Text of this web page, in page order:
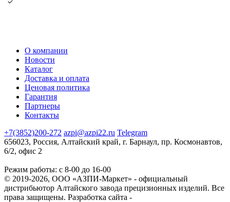
О компании
Новости
Каталог
Доставка и оплата
Ценовая политика
Гарантия
Партнеры
Контакты
+7(3852)200-272 azpi@azpi22.ru Telegram
656023, Россия, Алтайский край, г. Барнаул, пр. Космонавтов,
6/2, офис 2
Режим работы: с 8-00 до 16-00
© 2019-2026, ООО «АЗПИ-Маркет» - официальный
дистрибьютор Алтайского завода прецизионных изделий. Все
права защищены. Разработка сайта -